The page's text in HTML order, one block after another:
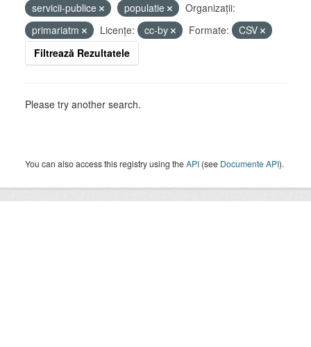
servicii-publice
populatie
Organizații:
primariatm
Licenţe: cc-by Formate:
CSV
Filtrează Rezultatele
Please try another search.
You can also access this registry using theAPI (see Documente API).